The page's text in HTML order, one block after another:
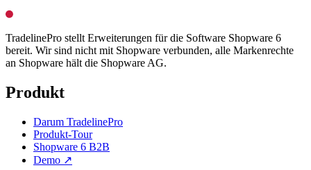
TradelinePro stellt Erweiterungen für die Software Shopware 6
bereit. Wir sind nicht mit Shopware verbunden, alle Markenrechte
an Shopware hält die Shopware AG.
Produkt
Darum TradelinePro
Produkt-Tour
Shopware 6 B2B
Demo ↗